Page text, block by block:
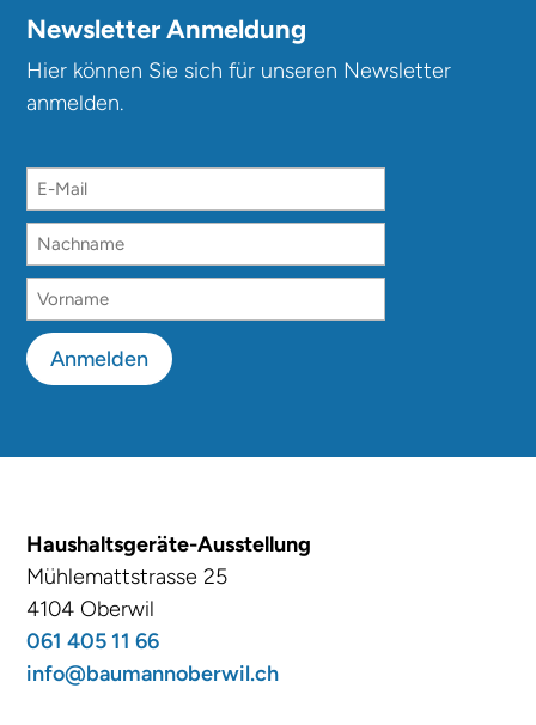
Newsletter Anmeldung
Hier können Sie sich für unseren Newsletter
anmelden.
Anmelden
Haushaltsgeräte-Ausstellung
Mühlemattstrasse 25
4104 Oberwil
061 405 11 66
info@baumannoberwil.ch